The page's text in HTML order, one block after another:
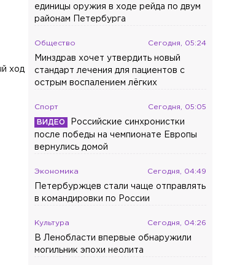
ход
единицы оружия в ходе рейда по двум
районам Петербурга
Общество Сегодня, 05:24
Минздрав хочет утвердить новый
стандарт лечения для пациентов с
острым воспалением лёгких
Спорт Сегодня, 05:05
Российские синхронистки
после победы на чемпионате Европы
вернулись домой
Экономика Сегодня, 04:49
Петербуржцев стали чаще отправлять
в командировки по России
Культура Сегодня, 04:26
В Ленобласти впервые обнаружили
могильник эпохи неолита